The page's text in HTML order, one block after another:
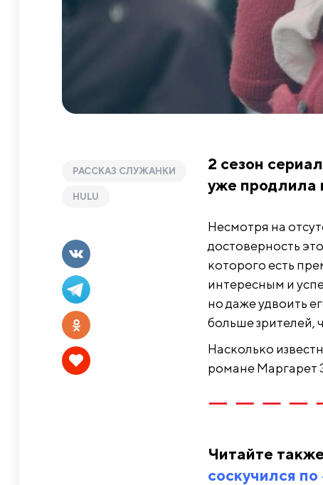
РАССКАЗ СЛУЖАНКИ
HULU
2 сезон
уже продлила
Несмотря на
достоверность
которого есть
интересным и
но даже удвоить
больше зрителей,
Насколько
романе Маргарет
Читайте
соскучился